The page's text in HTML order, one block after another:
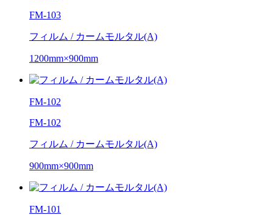
FM-103
フィルム / カームモルタル(A)
1200mm×900mm
FM-102
FM-102
フィルム / カームモルタル(A)
900mm×900mm
FM-101